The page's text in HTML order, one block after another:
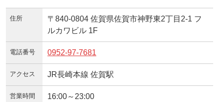
住所
〒840-0804 佐賀県佐賀市神野東2丁目2-1 フ
ルカワビル 1F
電話番号 0952-97-7681
アクセス JR長崎本線 佐賀駅
営業時間 16:00～23:00